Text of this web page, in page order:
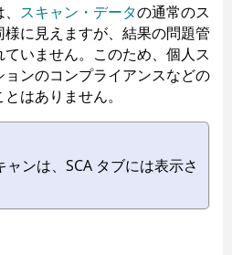
スキャン・データの通常のス
に見えますが、結果の問題管
いません。このため、個人ス
ンのコンプライアンスなどの
はありません。
ンは、SCA タブには表示さ